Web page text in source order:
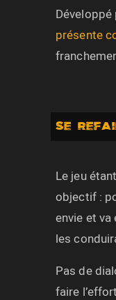
Développé
présente
SE
Le jeu
objectif :
envie et
les
Pas de
faire